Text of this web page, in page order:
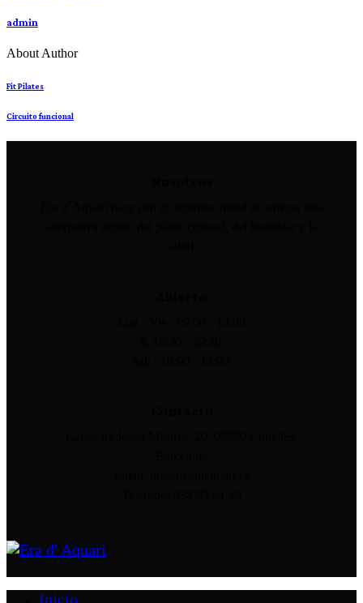
admin
About Author
Fit Pilates
Circuito funcional
Inicio